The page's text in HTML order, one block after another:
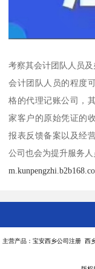
考察其会计团队人员及
会计团队人员的程度
格的代理记账公司，
家客户的原始凭证的
报表反馈备案以及经
公司也会为提升服务人
主营产品：宝安西乡公司注册